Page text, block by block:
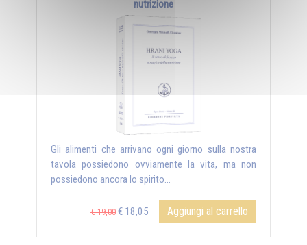
nutrizione
Gli alimenti che arrivano ogni giorno sulla nostra
tavola possiedono ovviamente la vita, ma non
possiedono ancora lo spirito...
€ 19,00 € 18,05 Aggiungi al carrello